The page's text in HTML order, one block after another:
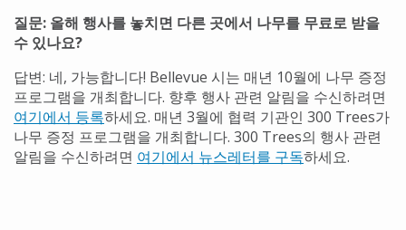
질문: 올해 행사를 놓치면 다른 곳에서 나무를 무료로 받을
수 있나요?
답변: 네, 가능합니다! Bellevue 시는 매년 10월에 나무 증정
프로그램을 개최합니다. 향후 행사 관련 알림을 수신하려면
여기에서 등록하세요. 매년 3월에 협력 기관인 300 Trees가
나무 증정 프로그램을 개최합니다. 300 Trees의 행사 관련
알림을 수신하려면 여기에서 뉴스레터를 구독하세요.